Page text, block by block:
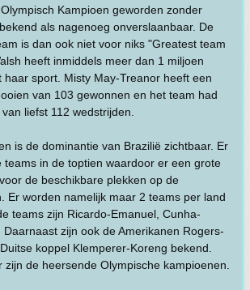
Kampioen geworden zonder
als nagenoeg onverslaanbaar. De
is dan ook niet voor niks "Greatest team
heeft inmiddels meer dan 1 miljoen
haar sport. Misty May-Treanor heeft een
van 103 gewonnen en het team had
liefst 112 wedstrijden.
is de dominantie van Brazilië zichtbaar. Er
teams in de toptien waardoor er een grote
de beschikbare plekken op de
Er worden namelijk maar 2 teams per land
teams zijn Ricardo-Emanuel, Cunha-
Daarnaast zijn ook de Amerikanen Rogers-
koppel Klemperer-Koreng bekend.
zijn de heersende Olympische kampioenen.